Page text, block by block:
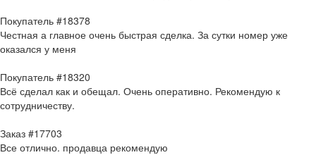
Покупатель #18378
Честная а главное очень быстрая сделка. За сутки номер уже
оказался у меня
Покупатель #18320
Всё сделал как и обещал. Очень оперативно. Рекомендую к
сотрудничеству.
Заказ #17703
Все отлично. продавца рекомендую